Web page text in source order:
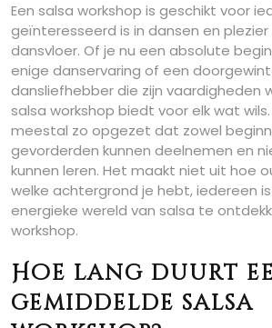
Een salsa workshop is geschikt voor
geïnteresseerd is in dansen en
dansvloer. Of je nu een absolute
enige danservaring of een
dansliefhebber die zijn vaardigheden
salsa workshop biedt voor elk wat
meestal zo opgezet dat zowel
gevorderden kunnen deelnemen en
kunnen leren. Het maakt niet uit hoe
welke achtergrond je hebt, iedereen
energieke wereld van salsa te
workshop.
Hoe lang duurt
gemiddelde salsa